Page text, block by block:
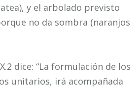
y el arbolado previsto
no da sombra (naranjos
dice: “La formulación de los
unitarios, irá acompañada